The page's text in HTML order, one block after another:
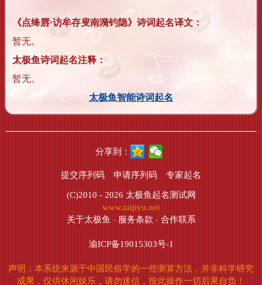
《点绛唇·访牟存叟南漪钓隐》诗词起名译文：
暂无。
太极鱼诗词起名注释：
暂无。
太极鱼智能诗词起名
分享到：
提交序列码 申请序列码 专家起名
(C)2010 - 2026 太极鱼起名测试网
www.taijiyu.net
关于太极鱼 - 服务条款 - 合作联系
渝ICP备19015303号-1
声明：本系统来源于中国民俗学的一些测算方法，并非科学研究
成果，仅供休闲娱乐，请勿迷信，按此操作一切后果自负！